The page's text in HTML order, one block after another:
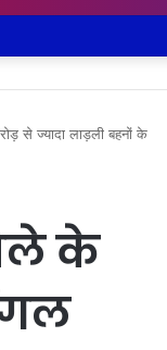
से ज्यादा लाड़ली बहनों के
के